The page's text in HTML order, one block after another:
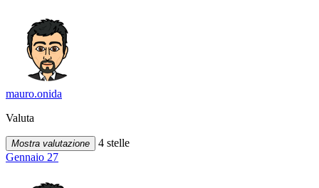
mauro.onida
Valuta
Mostra valutazione
4 stelle
Gennaio 27